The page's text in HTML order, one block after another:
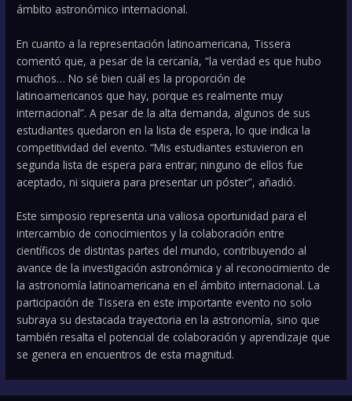
ámbito astronómico internacional.
En cuanto a la representación latinoamericana, Tissera
comentó que, a pesar de la cercanía, “la verdad es que hubo
muchos… No sé bien cuál es la proporción de
latinoamericanos que hay, porque es realmente muy
internacional”. A pesar de la alta demanda, algunos de sus
estudiantes quedaron en la lista de espera, lo que indica la
competitividad del evento. “Mis estudiantes estuvieron en
segunda lista de espera para entrar; ninguno de ellos fue
aceptado, ni siquiera para presentar un póster”, añadió.
Este simposio representa una valiosa oportunidad para el
intercambio de conocimientos y la colaboración entre
científicos de distintas partes del mundo, contribuyendo al
avance de la investigación astronómica y al reconocimiento de
la astronomía latinoamericana en el ámbito internacional. La
participación de Tissera en este importante evento no solo
subraya su destacada trayectoria en la astronomía, sino que
también resalta el potencial de colaboración y aprendizaje que
se genera en encuentros de esta magnitud.